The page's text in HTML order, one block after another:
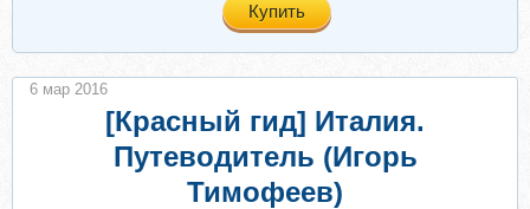
Купить
[Красный гид] Италия.
Путеводитель (Игорь
Тимофеев)
6 мар 2016